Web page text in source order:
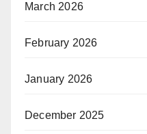
March 2026
February 2026
January 2026
December 2025